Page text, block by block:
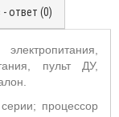
ответ (0)
пульт ДУ,
процессор